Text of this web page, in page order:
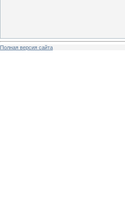
Полная версия сайта